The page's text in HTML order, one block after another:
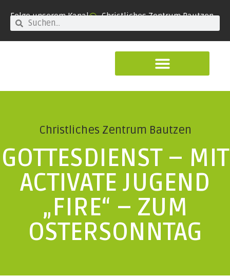
Folge unserem Kanal Christliches Zentrum Bautzen
Christliches Zentrum Bautzen
GOTTESDIENST – MIT
ACTIVATE JUGEND
„FIRE“ – ZUM
OSTERSONNTAG